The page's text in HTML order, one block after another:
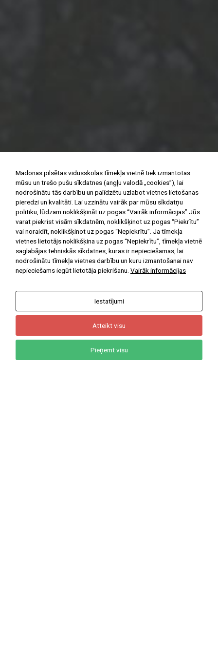
Madonas pilsētas vidusskolas tīmekļa vietnē tiek izmantotas
mūsu un trešo pušu sīkdatnes (angļu valodā „cookies”), lai
nodrošinātu tās darbību un palīdzētu uzlabot vietnes lietošanas
pieredzi un kvalitāti. Lai uzzinātu vairāk par mūsu sīkdatņu
politiku, lūdzam noklikšķināt uz pogas “Vairāk informācijas”.Jūs
varat piekrist visām sīkdatnēm, noklikšķinot uz pogas “Piekrītu”
vai noraidīt, noklikšķinot uz pogas “Nepiekrītu”. Ja tīmekļa
vietnes lietotājs noklikšķina uz pogas “Nepiekrītu”, tīmekļa vietnē
saglabājas tehniskās sīkdatnes, kuras ir nepieciešamas, lai
nodrošinātu tīmekļa vietnes darbību un kuru izmantošanai nav
nepieciešams iegūt lietotāja piekrišanu. Vairāk informācijas
Iestatījumi
Atteikt visu
Pieņemt visu